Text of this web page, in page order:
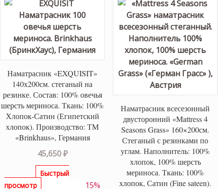
Наматрасник «EXQUISIT»
140х200см. стеганый на
резинке. Состав: 100% овечья
шерсть мериноса. Ткань: 100%
Хлопок-Сатин (Египетский
хлопок). Производство: ТМ
«Brinkhaus», Германия
45,650₽
Быстрый
просмотр
15%
Наматрасник всесезонный
двусторонний «Mattress 4
Seasons Grass» 160×200см.
Стеганый с резинками по
углам. Наполнитель: 100%
хлопок, 100% шерсть
мериноса. Ткань: 100%
хлопок, Сатин (Fine sateen).